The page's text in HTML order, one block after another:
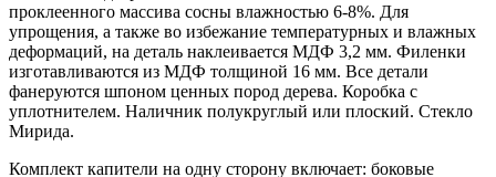
проклеенного массива сосны влажностью 6-8%. Для
упрощения, а также во избежание температурных и влажных
деформаций, на деталь наклеивается МДФ 3,2 мм. Филенки
изготавливаются из МДФ толщиной 16 мм. Все детали
фанеруются шпоном ценных пород дерева. Коробка с
уплотнителем. Наличник полукруглый или плоский. Стекло
Мирида.
Комплект капители на одну сторону включает: боковые